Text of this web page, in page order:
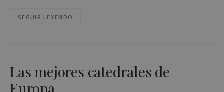
SEGUIR LEYENDO
Las mejores catedrales de
Europa